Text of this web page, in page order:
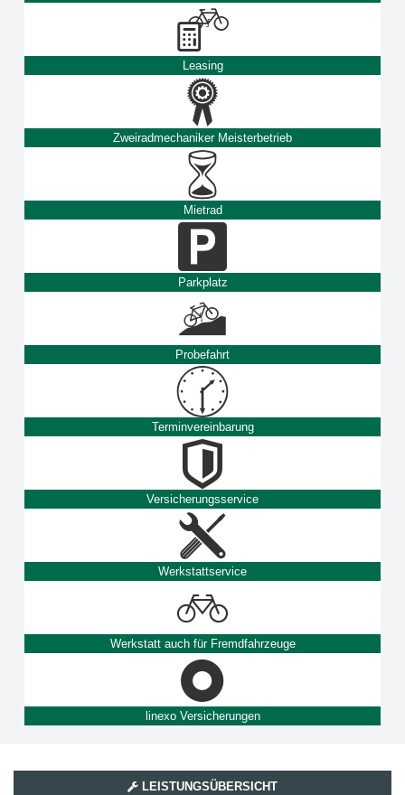
Leasing
Zweiradmechaniker Meisterbetrieb
Mietrad
Parkplatz
Probefahrt
Terminvereinbarung
Versicherungsservice
Werkstattservice
Werkstatt auch für Fremdfahrzeuge
linexo Versicherungen
LEISTUNGSÜBERSICHT